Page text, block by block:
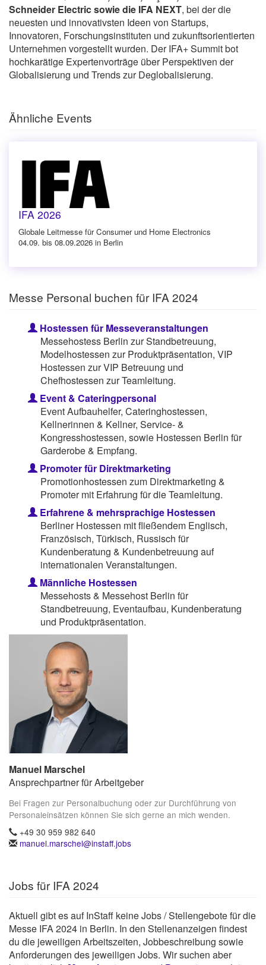
Schneider Electric sowie die IFA NEXT, bei der die
neuesten und innovativsten Ideen von Startups,
Innovatoren, Forschungsinstituten und zukunftsorientierten
Unternehmen vorgestellt wurden. Der IFA+ Summit bot
hochkarätige Expertenvorträge über Perspektiven der
Globalisierung und Trends zur Deglobalisierung.
Ähnliche Events
IFA 2026
Globale Leitmesse für Consumer und Home Electronics
04.09. bis 08.09.2026 in Berlin
Messe Personal buchen für IFA 2024
Hostessen für Messeveranstaltungen
Messehostess Berlin zur Standbetreuung,
Modelhostessen zur Produktpräsentation, VIP
Hostessen zur VIP Betreuung und
Chefhostessen zur Teamleitung.
Event & Cateringpersonal
Event Aufbauhelfer, Cateringhostessen,
Kellnerinnen & Kellner, Service- &
Kongresshostessen, sowie Hostessen Berlin für
Garderobe & Empfang.
Promoter für Direktmarketing
Promotionhostessen zum Direktmarketing &
Promoter mit Erfahrung für die Teamleitung.
Erfahrene & mehrsprachige Hostessen
Berliner Hostessen mit fließendem Englisch,
Französisch, Türkisch, Russisch für
Kundenberatung & Kundenbetreuung auf
internationalen Veranstaltungen.
Männliche Hostessen
Messehosts & Messehost Berlin für
Standbetreuung, Eventaufbau, Kundenberatung
und Produktpräsentation.
Manuel Marschel
Ansprechpartner für Arbeitgeber
Bei Fragen zur Personalbuchung oder zur Durchführung von
Personaleinsätzen können Sie sich gerne an mich wenden.
+49 30 959 982 640
manuel.marschel@instaff.jobs
Jobs für IFA 2024
Aktuell gibt es auf InStaff keine Jobs / Stellengebote für die
Messe IFA 2024 in Berlin. In den Stellenanzeigen findest
du die jeweiligen Arbeitszeiten, Jobbeschreibung sowie
Anforderungen des jeweiligen Jobs. Wir suchen aber